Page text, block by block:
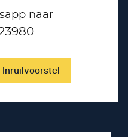
naar
Inruilvoorstel